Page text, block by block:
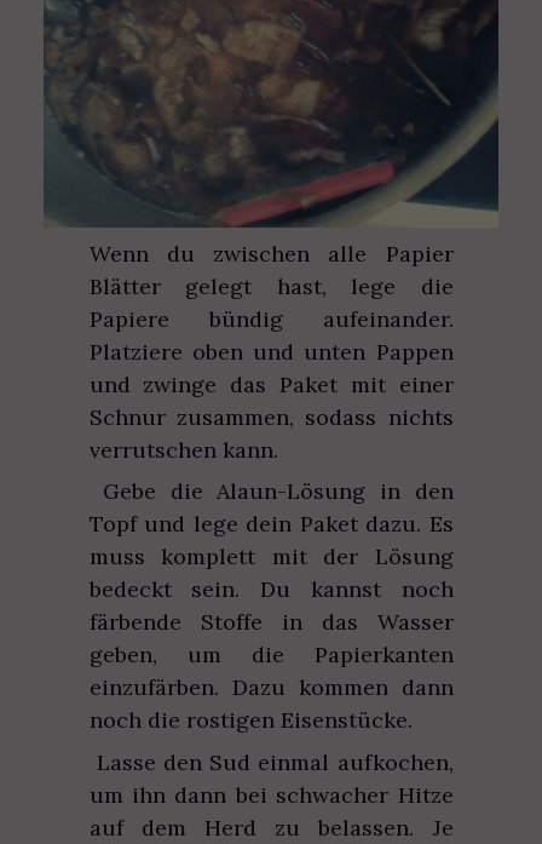
Wenn du zwischen alle Papier
Blätter gelegt hast, lege die
Papiere bündig aufeinander.
Platziere oben und unten Pappen
und zwinge das Paket mit einer
Schnur zusammen, sodass nichts
verrutschen kann.
Gebe die Alaun-Lösung in den
Topf und lege dein Paket dazu. Es
muss komplett mit der Lösung
bedeckt sein. Du kannst noch
färbende Stoffe in das Wasser
geben, um die Papierkanten
einzufärben. Dazu kommen dann
noch die rostigen Eisenstücke.
Lasse den Sud einmal aufkochen,
um ihn dann bei schwacher Hitze
auf dem Herd zu belassen. Je